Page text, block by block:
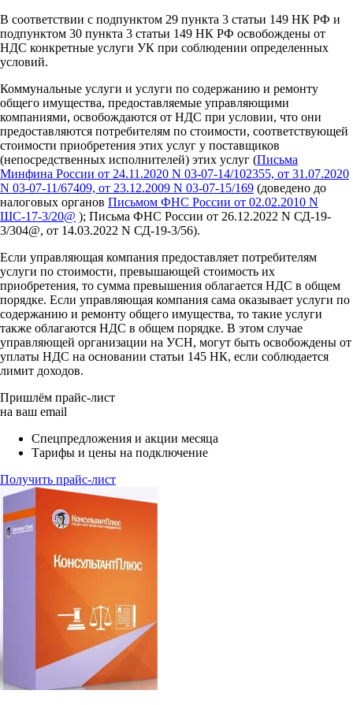
В соответствии с подпунктом 29 пункта 3 статьи 149 НК РФ и
подпунктом 30 пункта 3 статьи 149 НК РФ освобождены от
НДС конкретные услуги УК при соблюдении определенных
условий.
Коммунальные услуги и услуги по содержанию и ремонту
общего имущества, предоставляемые управляющими
компаниями, освобождаются от НДС при условии, что они
предоставляются потребителям по стоимости, соответствующей
стоимости приобретения этих услуг у поставщиков
(непосредственных исполнителей) этих услуг (Письма
Минфина России от 24.11.2020 N 03-07-14/102355, от 31.07.2020
N 03-07-11/67409, от 23.12.2009 N 03-07-15/169 (доведено до
налоговых органов Письмом ФНС России от 02.02.2010 N
ШС-17-3/20@ ); Письма ФНС России от 26.12.2022 N СД-19-
3/304@, от 14.03.2022 N СД-19-3/56).
Если управляющая компания предоставляет потребителям
услуги по стоимости, превышающей стоимость их
приобретения, то сумма превышения облагается НДС в общем
порядке. Если управляющая компания сама оказывает услуги по
содержанию и ремонту общего имущества, то такие услуги
также облагаются НДС в общем порядке. В этом случае
управляющей организации на УСН, могут быть освобождены от
уплаты НДС на основании статьи 145 НК, если соблюдается
лимит доходов.
Пришлём прайс-лист
на ваш email
Спецпредложения и акции месяца
Тарифы и цены на подключение
Получить прайс-лист